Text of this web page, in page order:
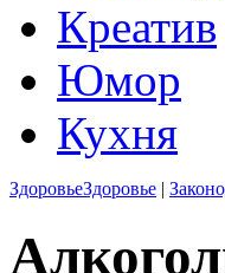
Креатив
Юмор
Кухня
ЗдоровьеЗдоровье |